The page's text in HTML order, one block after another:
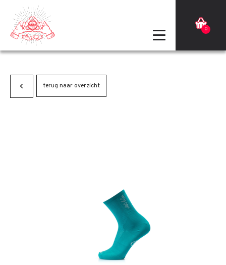
0
terug naar overzicht